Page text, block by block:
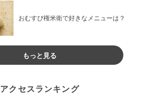
おむすび権米衛で好きなメニューは？
もっと見る
アクセスランキング